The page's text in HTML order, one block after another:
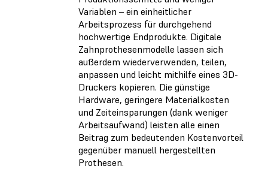
Variablen – ein einheitlicher
Arbeitsprozess für durchgehend
hochwertige Endprodukte. Digitale
Zahnprothesenmodelle lassen sich
außerdem wiederverwenden, teilen,
anpassen und leicht mithilfe eines 3D-
Druckers kopieren. Die günstige
Hardware, geringere Materialkosten
und Zeiteinsparungen (dank weniger
Arbeitsaufwand) leisten alle einen
Beitrag zum bedeutenden Kostenvorteil
gegenüber manuell hergestellten
Prothesen.